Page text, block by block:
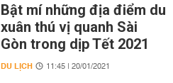
Bật mí những địa điểm du
xuân thú vị quanh Sài
Gòn trong dịp Tết 2021
DU LỊCH 11:45 | 20/01/2021